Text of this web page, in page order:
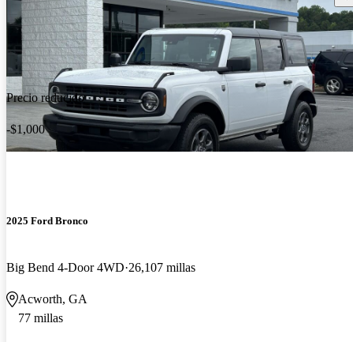
Precio reducido
-$1,000
2025 Ford Bronco
Big Bend 4-Door 4WD 26,107 millas
Acworth, GA
77 millas